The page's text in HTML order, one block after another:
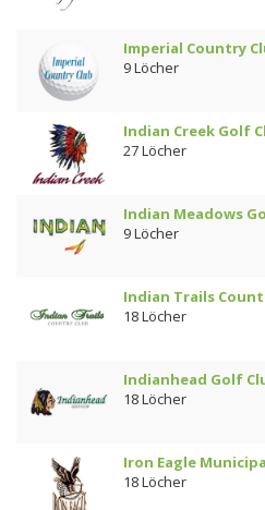
Imperial Country
9 Löcher
Indian Creek Golf
27 Löcher
Indian Meadows
9 Löcher
Indian Trails
18 Löcher
Indianhead Golf
18 Löcher
Iron Eagle
18 Löcher